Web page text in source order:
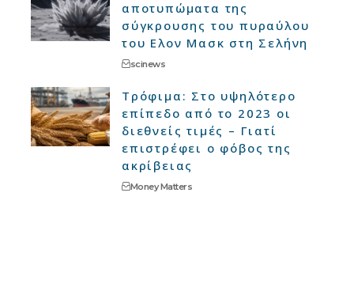
αποτυπώματα της
σύγκρουσης του πυραύλου
του Ελον Μασκ στη Σελήνη
scinews
Τρόφιμα: Στο υψηλότερο
επίπεδο από το 2023 οι
διεθνείς τιμές – Γιατί
επιστρέφει ο φόβος της
ακρίβειας
Money Matters